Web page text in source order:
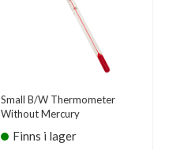
Small B/W Thermometer
Without Mercury
Finns i lager